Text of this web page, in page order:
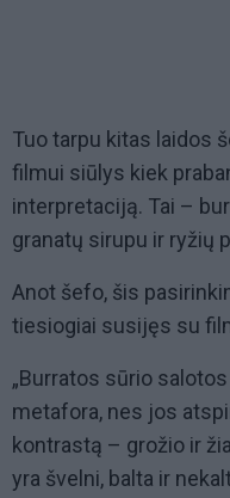
Tuo tarpu kitas laidos
filmui siūlys kiek
interpretaciją. Tai –
granatų sirupu ir ryžių
Anot šefo, šis
tiesiogiai susijęs su
„Burratos sūrio
metafora, nes jos
kontrastą – grožio ir
yra švelni, balta ir